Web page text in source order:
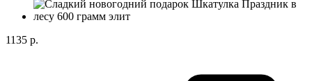
1135 р.